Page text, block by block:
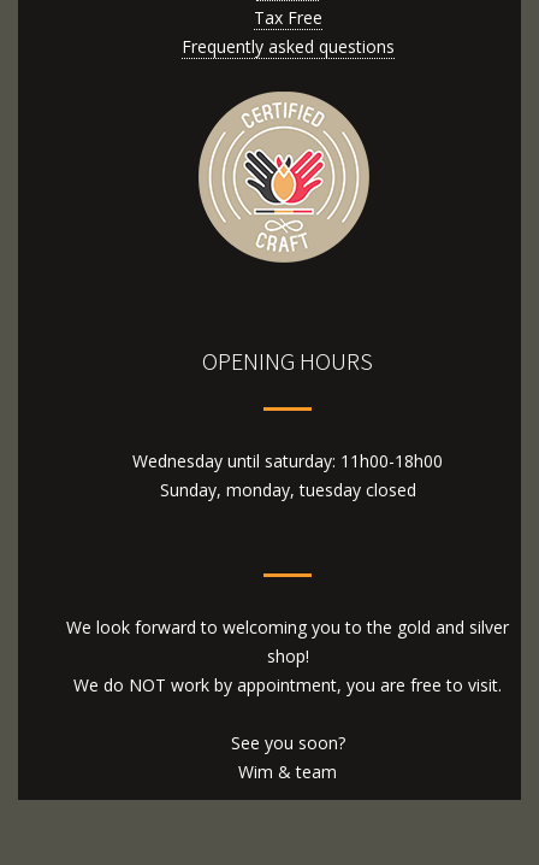
Tax Free
Frequently asked questions
OPENING HOURS
Wednesday until saturday: 11h00-18h00
Sunday, monday, tuesday closed
We look forward to welcoming you to the gold and silver
shop!
We do NOT work by appointment, you are free to visit.
See you soon?
Wim & team